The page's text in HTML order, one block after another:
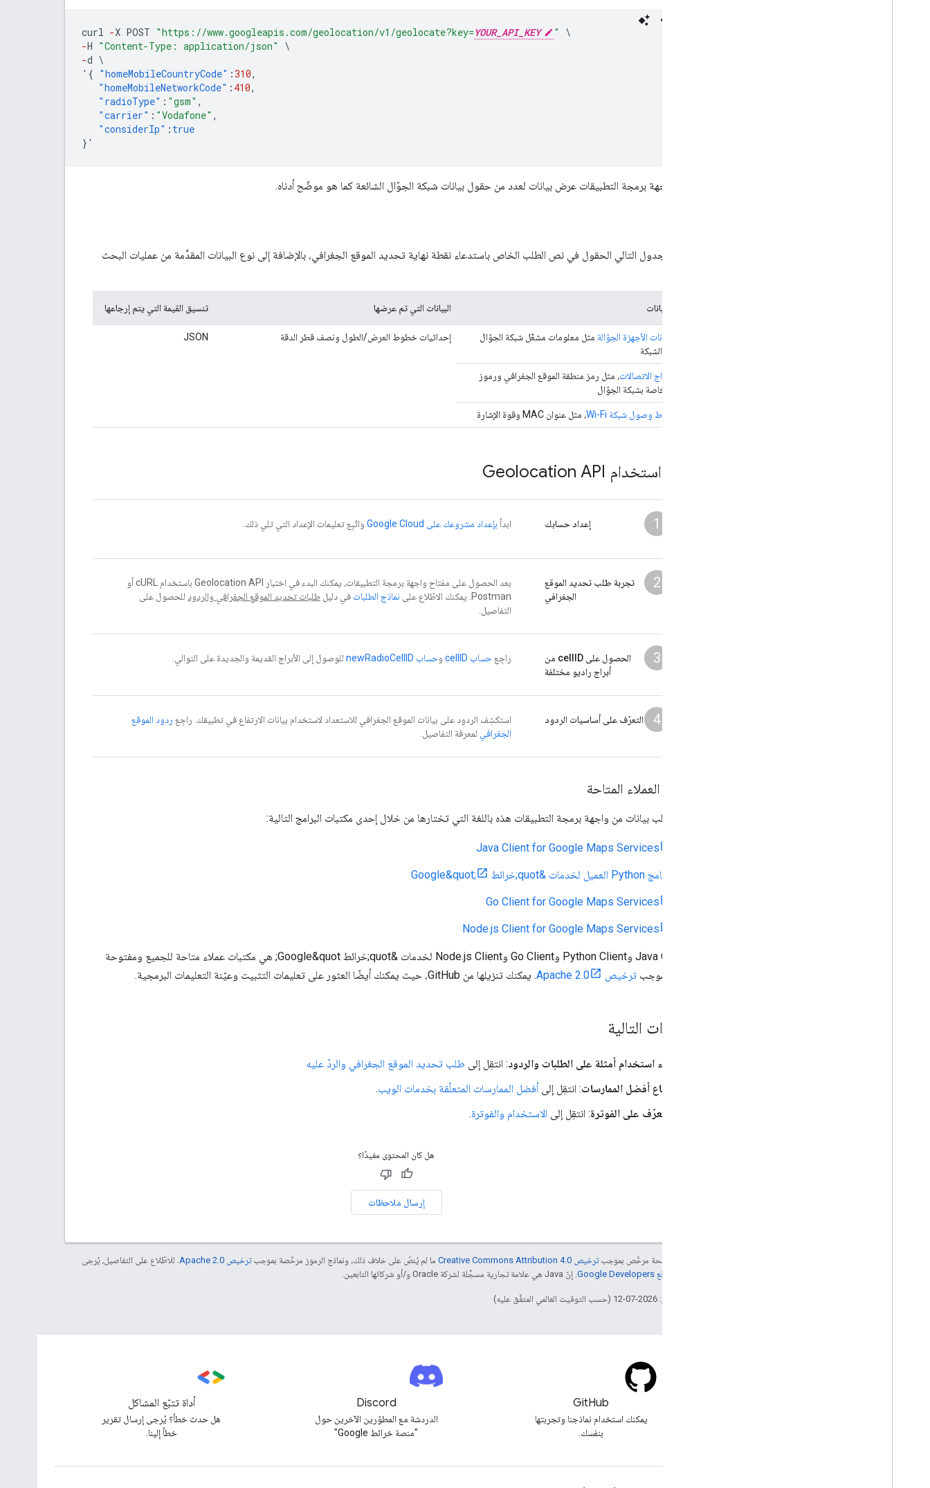
curl -X POST "https://www.googleapis.com/geolocation/v1/geolocate?key= YOUR_API_KEY "
\
-H "Content-Type: application/json"
\
-d \
' { "homeMobileCountryCode" :310,
"homeMobileNetworkCode" : 410,
"radioType" : "gsm" ,
"carrier" : "Vodafone" ,
"considerIp" : true
} '
يمكن لواجهة برمجة التطبيقات عرض بيانات لعدد من حقول بيانات شبكة الجوّال الشائعة كما هو موضّح أدناه.
يلخّص الجدول التالي الحقول في نص الطلب الخاص باستدعاء نقطة نهاية تحديد الموقع الجغرافي، بالإضافة إلى نوع البيانات المقدَّمة من عمليات البحث
موارد البيانات البيانات التي تم عرضها تنسيق القيمة التي يتم إرجاعها
حقول بيانات الأجهزة الجوّالة مثل معلومات مشغّل شبكة الجوّال
والجهاز والشبكة
إحداثيات خطوط العرض/الطول ونصف قطر الدقة JSON
بيانات أبراج الاتصالات، مثل رمز منطقة الموقع الجغرافي ورموز
البلدان الخاصة بشبكة الجوّال
بيانات نقاط وصول شبكة Wi-Fi ، مثل عنوان MAC وقوة الإشارة
كيفية استخدام Geolocation API
1 إعداد حسابك ابدأ بإعداد مشروعك على Google Cloud واتّبِع تعليمات الإعداد التي تلي ذلك.
2
تجربة طلب تحديد الموقع
الجغرافي
بعد الحصول على مفتاح واجهة برمجة التطبيقات، يمكنك البدء في اختبار Geolocation API باستخدام cURL أو
Postman. يمكنك الاطّلاع على
نماذج الطلبات في دليل طلبات تحديد الموقع الجغرافي والردود للحصول على
التفاصيل.
3
الحصول على cellID من
أبراج راديو مختلفة
راجِعحساب cellID وحساب newRadioCellID للوصول إلى الأبراج القديمة والجديدة على التوالي.
4 التعرّف على أساسيات الردود استكشِف الردود على بيانات الموقع الجغرافي للاستعداد لاستخدام بيانات الارتفاع في تطبيقك. راجِع ردود الموقع
الجغرافي
لمعرفة التفاصيل.
مكتبات العملاء المتاحة
يمكنك طلب بيانات من واجهة برمجة التطبيقات هذه باللغة التي تختارها من خلال إحدى مكتبات البرامج التالية:
Java Client for Google Maps Services
برنامج Python العميل لخدمات &quot;خرائط Google&quot;
Go Client for Google Maps Services
Node.js Client for Google Maps Services
إنّ Java Client وPython Client وGo Client وNode.js Client لخدمات &quot;خرائط Google&quot; هي مكتبات عملاء متاحة للجميع ومفتوحة
المصدر بموجب ترخيص Apache 2.0 . يمكنك تنزيلها من GitHub، حيث يمكنك أيضًا العثور على تعليمات التثبيت وعيّنة التعليمات البرمجية.
الخطوات التالية
بدء استخدام أمثلة على الطلبات والردود: انتقِل إلى طلب تحديد الموقع الجغرافي والردّ عليه
اتّباع أفضل الممارسات: انتقِل إلىأفضل الممارسات المتعلّقة بخدمات الويب.
التعرّف على الفوترة: انتقِل إلى الاستخدام والفوترة.
هل كان المحتوى مفيدًا؟
إرسال ملاحظات
إنّ محتوى هذه الصفحة مرخّص بموجبترخيص Creative Commons Attribution 4.0‏ ما لم يُنصّ على خلاف ذلك، ونماذج الرموز مرخّصة بموجبترخيص Apache 2.0‏
. للاطّلاع على التفاصيل، يُرجى
سياسات موقع Google Developers‏ . إنّ Java هي علامة تجارية مسجَّلة لشركة Oracle و/أو شركائها التابعين.
تاريخ التعديل الأخير: 2026-07-12 (حسب التوقيت العالمي المتفَّق عليه)
GitHub
يمكنك استخدام نماذجنا وتجربتها
بنفسك.
Discord
الدردشة مع المطوّرين الآخرين حول
"منصة خرائط Google"
أداة تتبّع المشاكل
هل حدث خطأ؟ يُرجى إرسال تقرير
خطأ إلينا.